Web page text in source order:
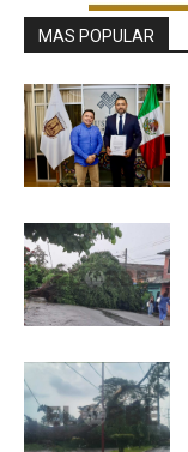
MAS POPULAR